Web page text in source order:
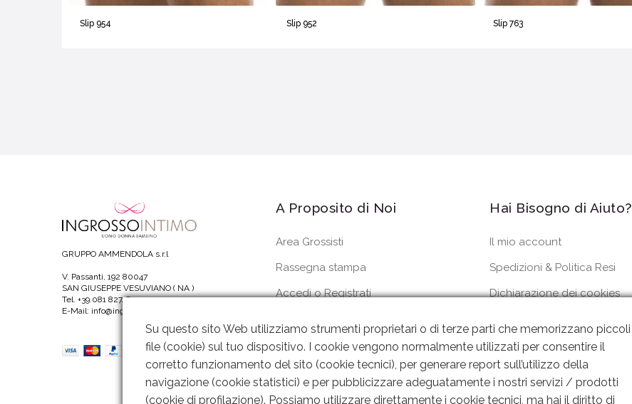
Slip 954 Slip 952 Slip 763
GRUPPO AMMENDOLA s.r.l
V. Passanti, 192 80047
SAN GIUSEPPE VESUVIANO ( NA )
Tel. +39.081 8274820
E-Mail: info@ingrossointimoitalia.it
A Proposito di Noi
Area Grossisti
Rassegna stampa
Accedi o Registrati
Hai Bisogno di Aiuto?
Il mio account
Spedizioni & Politica Resi
Dichiarazione dei cookies
Su questo sito Web utilizziamo strumenti proprietari o di terze parti che memorizzano piccoli
file (cookie) sul tuo dispositivo. I cookie vengono normalmente utilizzati per consentire il
corretto funzionamento del sito (cookie tecnici), per generare report sull’utilizzo della
navigazione (cookie statistici) e per pubblicizzare adeguatamente i nostri servizi / prodotti
(cookie di profilazione). Possiamo utilizzare direttamente i cookie tecnici, ma hai il diritto di